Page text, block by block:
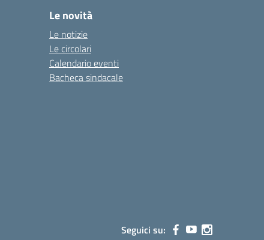
Le novità
Le notizie
Le circolari
Calendario eventi
Bacheca sindacale
Seguici su: